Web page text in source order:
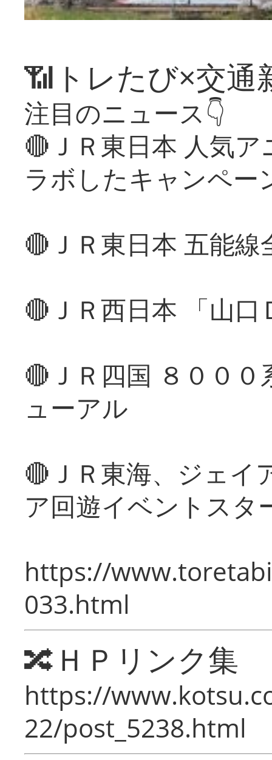
📶トレたび×交通
注目のニュース👇
🔴ＪＲ東日本 人気
ラボしたキャンペー
🔴ＪＲ東日本 五能
🔴ＪＲ西日本 「山
🔴ＪＲ四国 ８００
ューアル
🔴ＪＲ東海、ジェイ
ア回遊イベントスタ
https://
033.html
🔀ＨＰリンク集
https://
22/post_5238.html